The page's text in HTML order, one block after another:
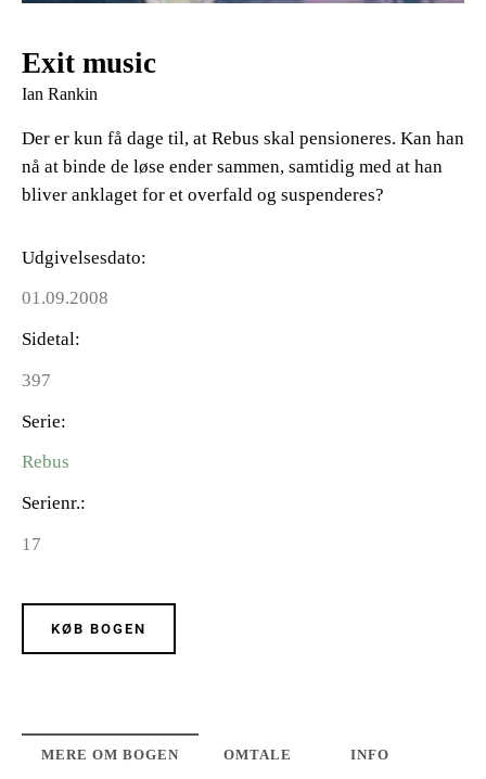
Exit music
Ian Rankin
Der er kun få dage til, at Rebus skal pensioneres. Kan han
nå at binde de løse ender sammen, samtidig med at han
bliver anklaget for et overfald og suspenderes?
Udgivelsesdato
01.09.2008
Sidetal
397
Serie
Rebus
Serienr.
17
KØB BOGEN
MERE OM BOGEN OMTALE INFO